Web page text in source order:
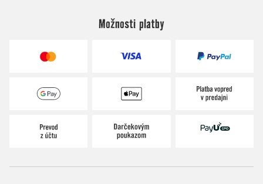
Možnosti platby